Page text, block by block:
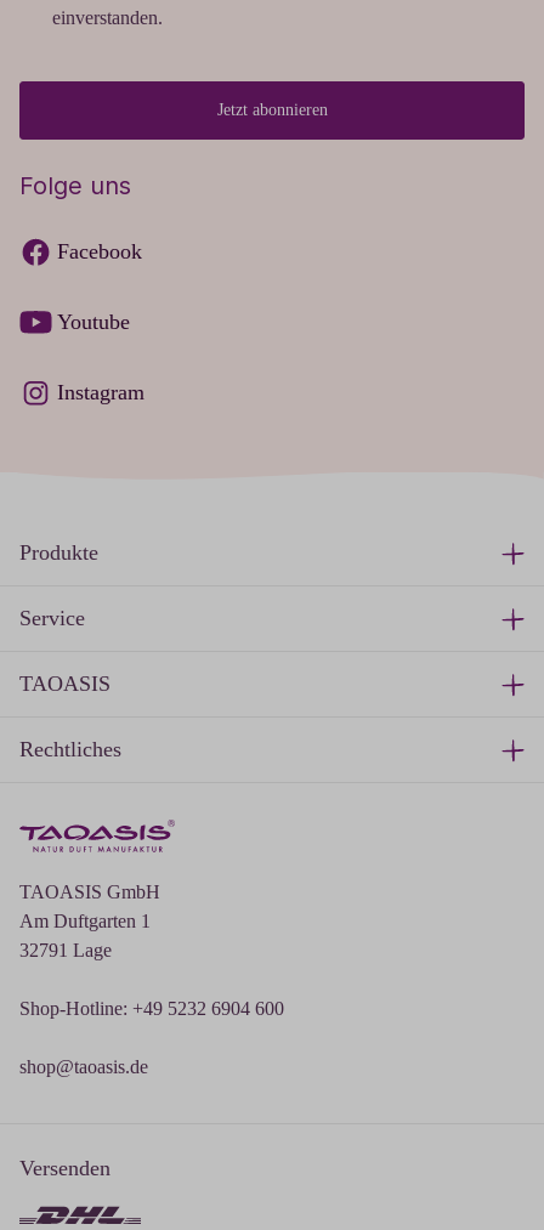
einverstanden.
Jetzt abonnieren
Folge uns
Facebook
Youtube
Instagram
TAOASIS GmbH
Am Duftgarten 1
32791 Lage
Shop-Hotline: +49 5232 6904 600
shop@taoasis.de
Produkte
Service
TAOASIS
Rechtliches
Versenden